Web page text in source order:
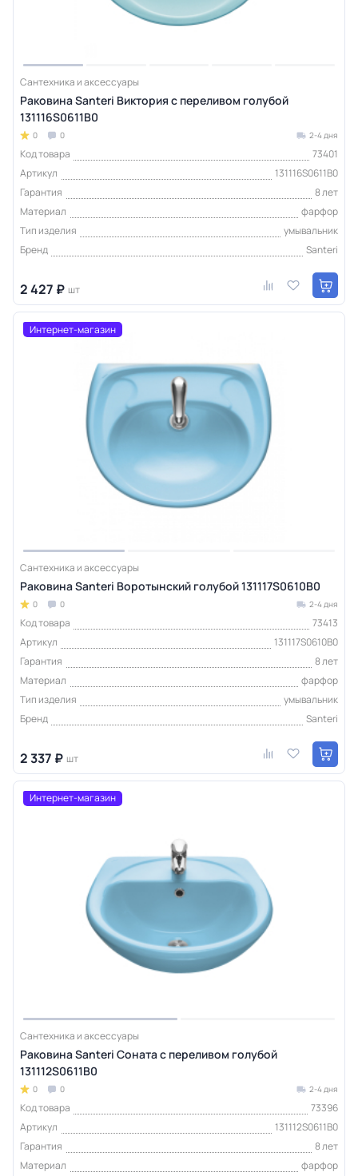
Сантехника и аксессуары
Раковина Santeri Виктория с переливом голубой
131116S0611B0
0 0 2-4 дня
Код товара
73401
Артикул
131116S0611B0
Гарантия
8 лет
Материал
фарфор
Тип изделия
умывальник
Бренд
Santeri
2 427 ₽ шт
Интернет-магазин
Сантехника и аксессуары
Раковина Santeri Воротынский голубой 131117S0610B0
0 0 2-4 дня
Код товара
73413
Артикул
131117S0610B0
Гарантия
8 лет
Материал
фарфор
Тип изделия
умывальник
Бренд
Santeri
2 337 ₽ шт
Интернет-магазин
Сантехника и аксессуары
Раковина Santeri Соната с переливом голубой
131112S0611B0
0 0 2-4 дня
Код товара
73396
Артикул
131112S0611B0
Гарантия
8 лет
Материал
фарфор